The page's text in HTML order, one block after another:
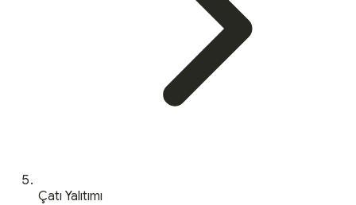
Çatı Yalıtımı